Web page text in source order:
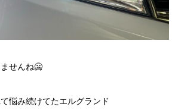
せんね🥶
悩み続けてたエルグランド